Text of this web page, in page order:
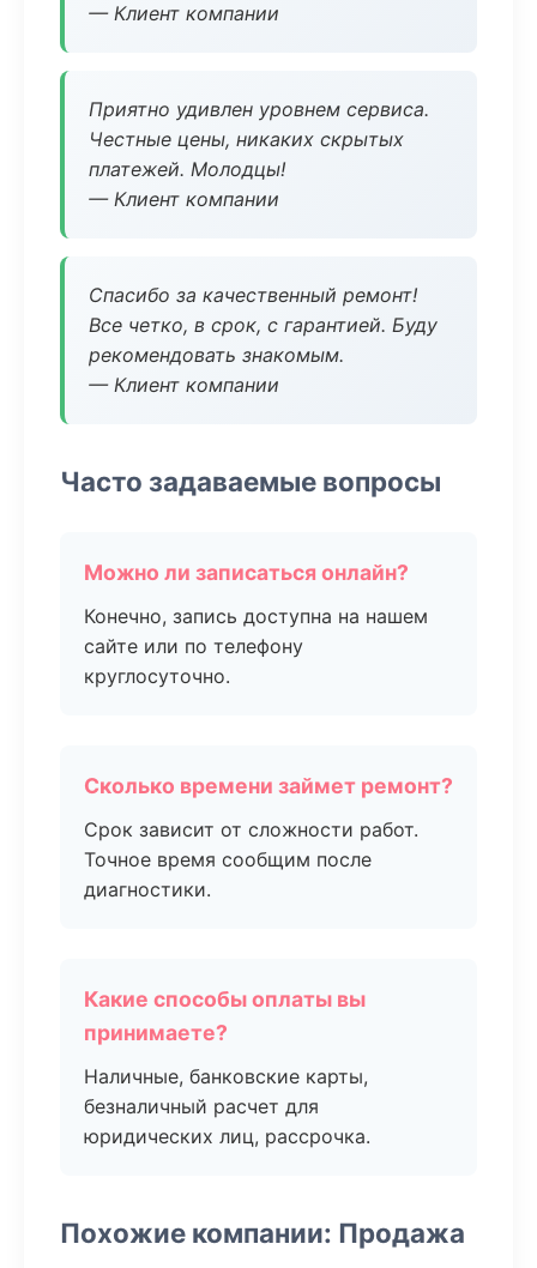
— Клиент компании
Приятно удивлен уровнем сервиса.
Честные цены, никаких скрытых
платежей. Молодцы!
— Клиент компании
Спасибо за качественный ремонт!
Все четко, в срок, с гарантией. Буду
рекомендовать знакомым.
— Клиент компании
Часто задаваемые вопросы
Можно ли записаться онлайн?
Конечно, запись доступна на нашем
сайте или по телефону
круглосуточно.
Сколько времени займет ремонт?
Срок зависит от сложности работ.
Точное время сообщим после
диагностики.
Какие способы оплаты вы
принимаете?
Наличные, банковские карты,
безналичный расчет для
юридических лиц, рассрочка.
Похожие компании: Продажа